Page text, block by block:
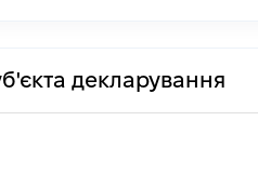
декларування